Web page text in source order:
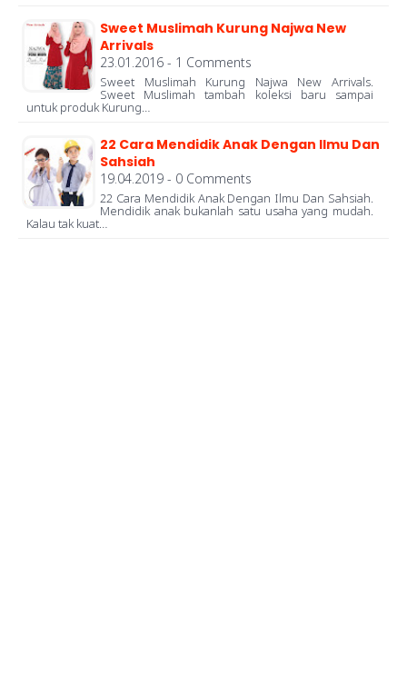
Sweet Muslimah Kurung Najwa New
Arrivals
23.01.2016 - 1 Comments
Sweet Muslimah Kurung Najwa New Arrivals.
Sweet Muslimah tambah koleksi baru sampai
untuk produk Kurung…
22 Cara Mendidik Anak Dengan Ilmu Dan
Sahsiah
19.04.2019 - 0 Comments
22 Cara Mendidik Anak Dengan Ilmu Dan Sahsiah.
Mendidik anak bukanlah satu usaha yang mudah.
Kalau tak kuat…